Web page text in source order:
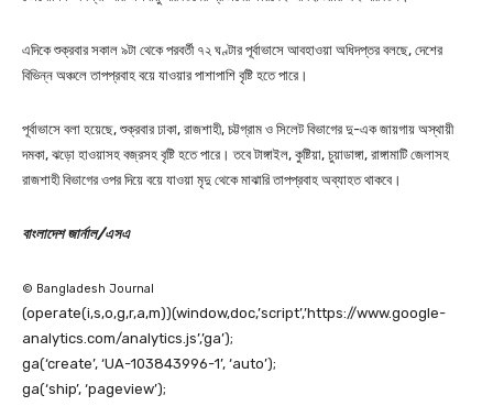
এদিকে শুক্রবার সকাল ৯টা থেকে পরবর্তী ৭২ ঘণ্টার পূর্বাভাসে আবহাওয়া অধিদপ্তর বলছে, দেশের
বিভিন্ন অঞ্চলে তাপপ্রবাহ বয়ে যাওয়ার পাশাপাশি বৃষ্টি হতে পারে।
পূর্বাভাসে বলা হয়েছে, শুক্রবার ঢাকা, রাজশাহী, চট্টগ্রাম ও সিলেট বিভাগের দু-এক জায়গায় অস্থায়ী
দমকা, ঝড়ো হাওয়াসহ বজ্রসহ বৃষ্টি হতে পারে। তবে টাঙ্গাইল, কুষ্টিয়া, চুয়াডাঙ্গা, রাঙ্গামাটি জেলাসহ
রাজশাহী বিভাগের ওপর দিয়ে বয়ে যাওয়া মৃদু থেকে মাঝারি তাপপ্রবাহ অব্যাহত থাকবে।
বাংলাদেশ জার্নাল/এসএ
© Bangladesh Journal
(operate(i,s,o,g,r,a,m))(window,doc,’script’,’https://www.google-
analytics.com/analytics.js’,’ga’);
ga(‘create’, ‘UA-103843996-1’, ‘auto’);
ga(‘ship’, ‘pageview’);